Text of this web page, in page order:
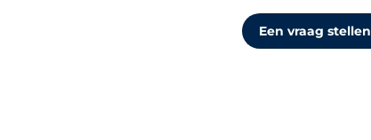
Een vraag stellen